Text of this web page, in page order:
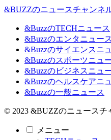
&BUZZのニュースチャンネ
&BuzzのTECHニュース
&Buzzのエンタニュース
&Buzzのサイエンスニ
&Buzzのスポーツニュ
&Buzzのビジネスニュ
&Buzzのヘルスケアニ
&Buzzの一般ニュース
© 2023 &BUZZのニュースチ
メニュー